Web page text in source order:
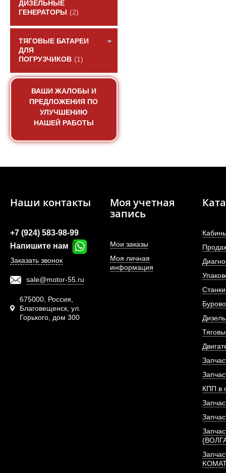
ДИЗЕЛЬНЫЕ
ГЕНЕРАТОРЫ
(2)
ТЯГОВЫЕ БАТАРЕИ
ДЛЯ
ПОГРУЗЧИКОВ (1)
ВАШИ ЖАЛОБЫ И
ПРЕДЛОЖЕНИЯ ПО
УЛУЧШЕНИЮ
НАШЕЙ РАБОТЫ
Колпачок
Sinotruk
ПОД
Наши контакты
+7 (924) 583-98-99
Напишите нам
Заказать звонок
sale@motor-55.ru
675000, Россия,
Благовещенск, ул.
Горького, дом 300
Моя учетная
запись
Мои заказы
Моя личная
информация
КПП в